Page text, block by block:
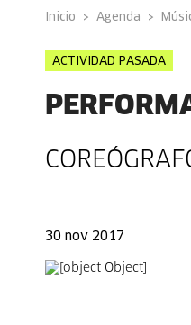
Inicio Agenda
ACTIVIDAD PASADA
30 nov 2017